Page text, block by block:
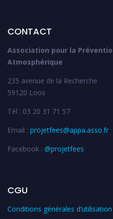
CONTACT
Association pour la
Atmosphérique
235 avenue de la Recherche
59120 Loos
Tél : 03 20 31 71 57
Email : projetfees@appa.asso.fr
Facebook : @projetfees
CGU
Conditions générales d’utilisation